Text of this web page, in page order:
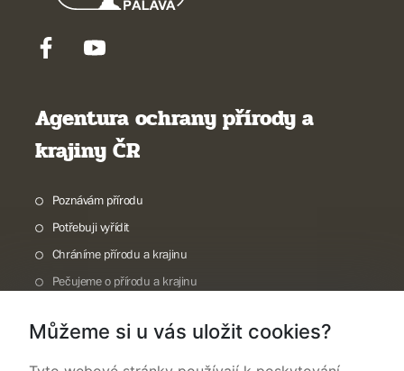
Agentura ochrany přírody a
krajiny ČR
Poznávám přírodu
Potřebuji vyřídit
Chráníme přírodu a krajinu
Pečujeme o přírodu a krajinu
O nás
Můžeme si u vás uložit cookies?